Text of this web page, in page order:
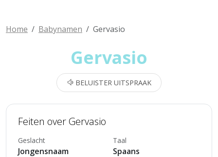
Home Babynamen Gervasio
Gervasio
BELUISTER UITSPRAAK
Feiten over Gervasio
Geslacht
Jongensnaam
Taal
Spaans